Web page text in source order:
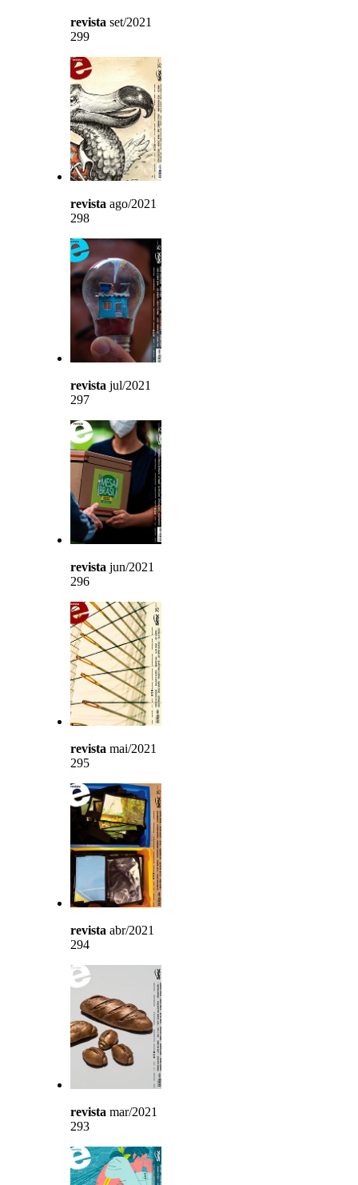
revista set/2021
299
revista ago/2021
298
revista jul/2021
297
revista jun/2021
296
revista mai/2021
295
revista abr/2021
294
revista mar/2021
293